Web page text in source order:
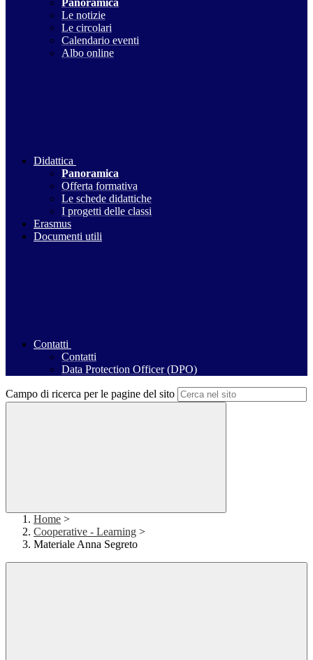
Panoramica
Le notizie
Le circolari
Calendario eventi
Albo online
Didattica
Panoramica
Offerta formativa
Le schede didattiche
I progetti delle classi
Erasmus
Documenti utili
Contatti
Contatti
Data Protection Officer (DPO)
Campo di ricerca per le pagine del sito
Home >
Cooperative - Learning >
Materiale Anna Segreto